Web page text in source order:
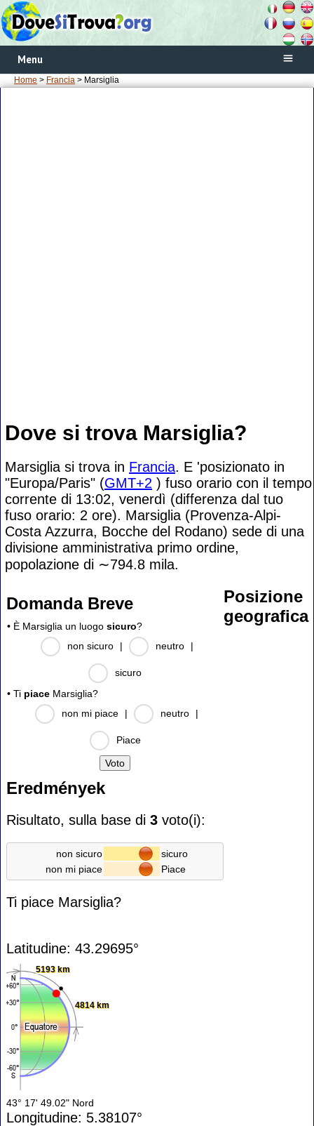
Menu
Home > Francia > Marsiglia
Dove si trova Marsiglia?
Marsiglia si trova in Francia. E 'posizionato in
"Europa/Paris" (GMT+2 ) fuso orario con il tempo
corrente di 13:02, venerdì (differenza dal tuo
fuso orario: 2 ore). Marsiglia (Provenza-Alpi-
Costa Azzurra, Bocche del Rodano) sede di una
divisione amministrativa primo ordine,
popolazione di ∼794.8 mila.
Domanda Breve
• È Marsiglia un luogo sicuro?
non sicuro
| neutro |
sicuro
• Ti piace Marsiglia?
non mi piace
| neutro |
Piace
Eredmények
Risultato, sulla base di 3 voto(i):
non sicuro
sicuro
non mi piace
Piace
Ti piace Marsiglia?
Posizione
geografica
Latitudine: 43.29695°
5193 km
4814 km
43° 17' 49.02" Nord
Longitudine: 5.38107°